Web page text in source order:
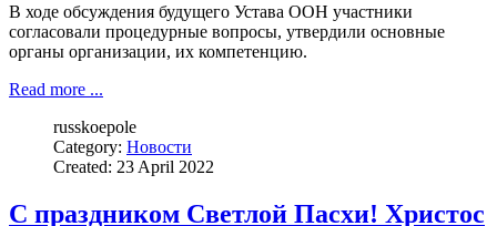
В ходе обсуждения будущего Устава ООН участники
согласовали процедурные вопросы, утвердили основные
органы организации, их компетенцию.
Read more ...
russkoepole
Category: Новости
Created: 23 April 2022
С праздником Светлой Пасхи! Христос